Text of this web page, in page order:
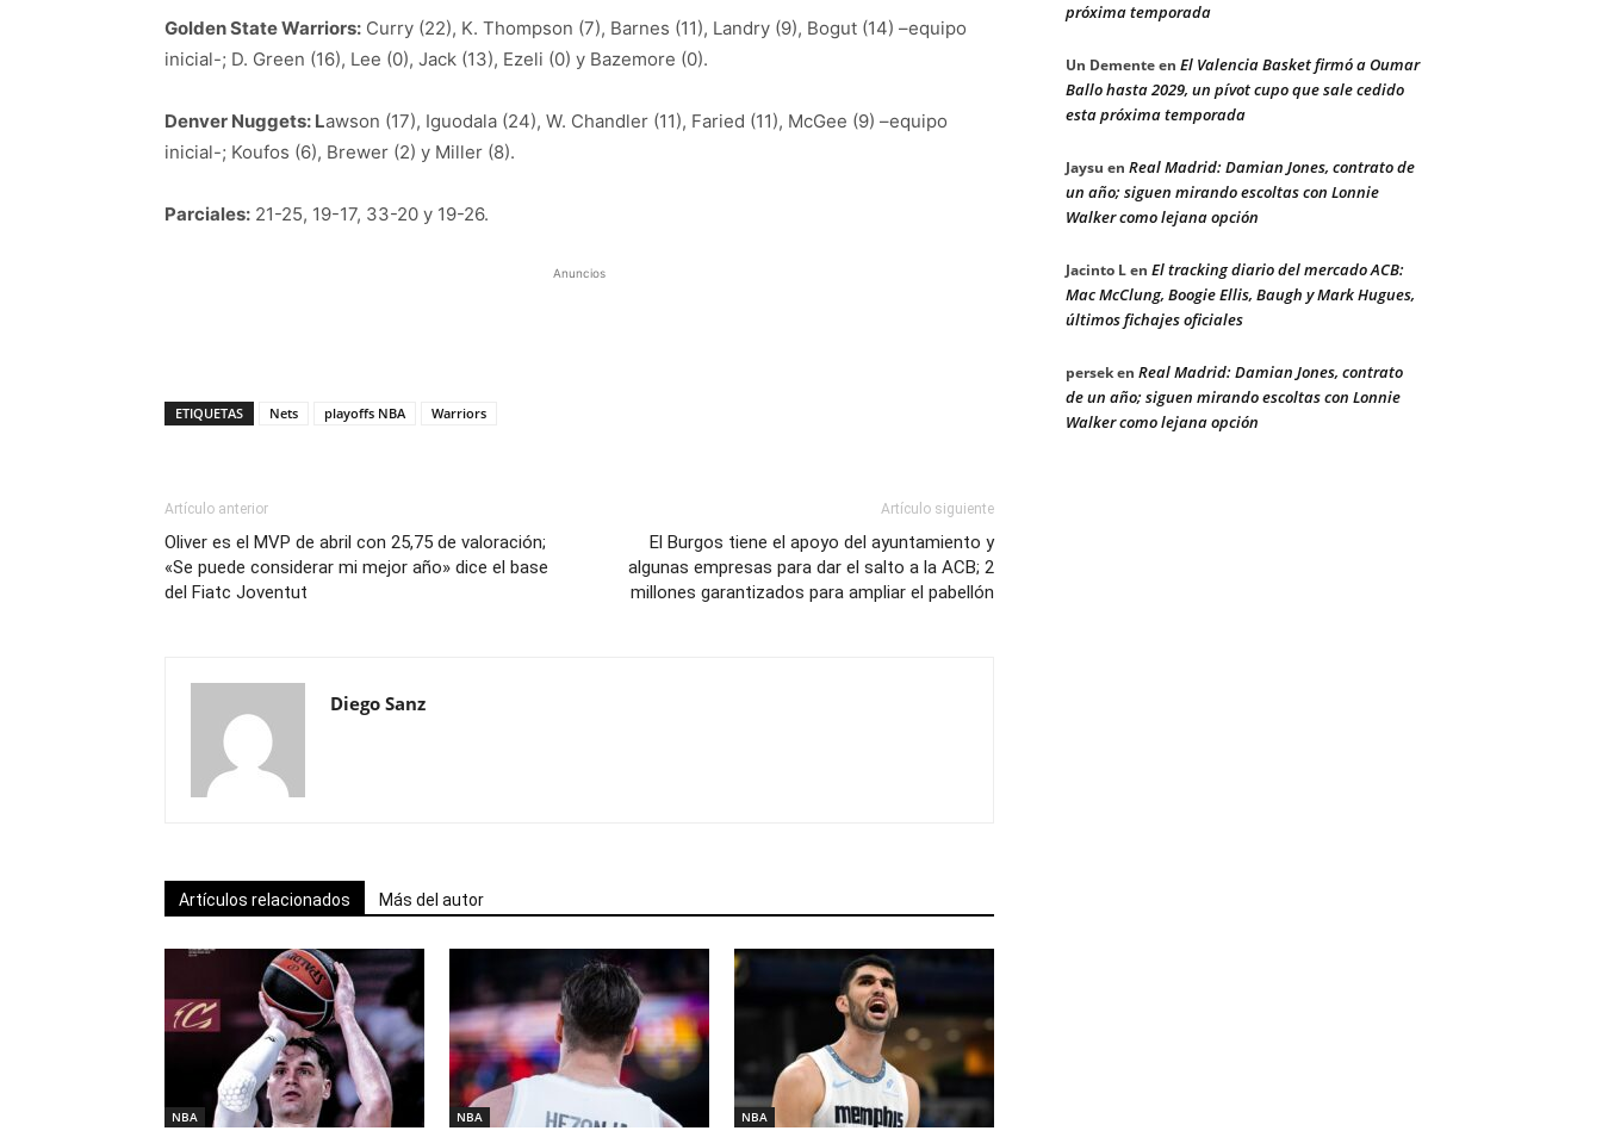
Golden State Warriors: Curry (22), K. Thompson (7), Barnes (11), Landry (9), Bogut (14) –equipo
inicial-; D. Green (16), Lee (0), Jack (13), Ezeli (0) y Bazemore (0).
Denver Nuggets: Lawson (17), Iguodala (24), W. Chandler (11), Faried (11), McGee (9) –equipo
inicial-; Koufos (6), Brewer (2) y Miller (8).
Parciales: 21-25, 19-17, 33-20 y 19-26.
Anuncios
ETIQUETAS Nets playoffs NBA Warriors
Artículo anterior
Oliver es el MVP de abril con 25,75 de valoración;
«Se puede considerar mi mejor año» dice el base
del Fiatc Joventut
Artículo siguiente
El Burgos tiene el apoyo del ayuntamiento y
algunas empresas para dar el salto a la ACB; 2
millones garantizados para ampliar el pabellón
Diego Sanz
Artículos relacionados Más del autor
NBA NBA NBA
próxima temporada
Un Dementeen El Valencia Basket firmó a Oumar
Ballo hasta 2029, un pívot cupo que sale cedido
esta próxima temporada
Jaysu en Real Madrid: Damian Jones, contrato de
un año; siguen mirando escoltas con Lonnie
Walker como lejana opción
Jacinto Len El tracking diario del mercado ACB:
Mac McClung, Boogie Ellis, Baugh y Mark Hugues,
últimos fichajes oficiales
perseken Real Madrid: Damian Jones, contrato
de un año; siguen mirando escoltas con Lonnie
Walker como lejana opción